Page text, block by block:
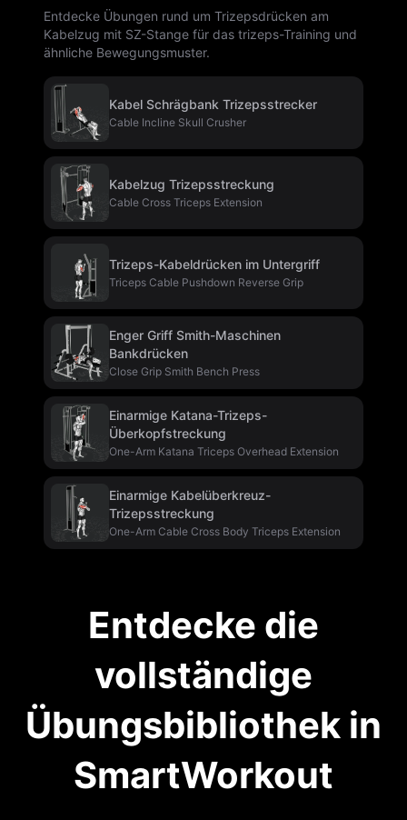
Entdecke Übungen rund um Trizepsdrücken am
Kabelzug mit SZ-Stange für das trizeps-Training und
ähnliche Bewegungsmuster.
Kabel Schrägbank Trizepsstrecker
Cable Incline Skull Crusher
Kabelzug Trizepsstreckung
Cable Cross Triceps Extension
Trizeps-Kabeldrücken im Untergriff
Triceps Cable Pushdown Reverse Grip
Enger Griff Smith-Maschinen
Bankdrücken
Close Grip Smith Bench Press
Einarmige Katana-Trizeps-
Überkopfstreckung
One-Arm Katana Triceps Overhead Extension
Einarmige Kabelüberkreuz-
Trizepsstreckung
One-Arm Cable Cross Body Triceps Extension
Entdecke die
vollständige
Übungsbibliothek in
SmartWorkout